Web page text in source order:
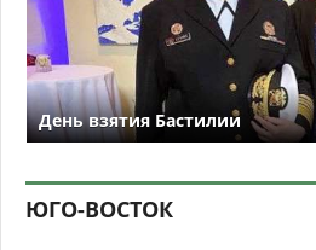
День взятия Бастилии
ЮГО-ВОСТОК